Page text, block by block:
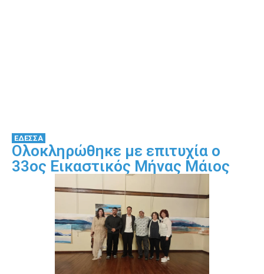
ΕΔΕΣΣΑ
Ολοκληρώθηκε με επιτυχία ο
33ος Εικαστικός Μήνας Μάιος